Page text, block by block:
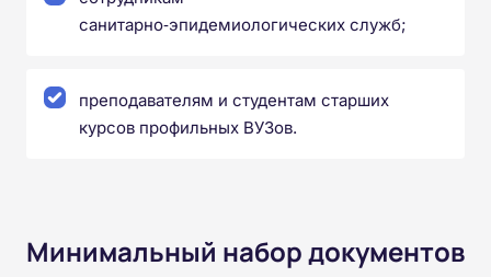
санитарно‑эпидемиологических служб;
преподавателям и студентам старших
курсов профильных ВУЗов.
Минимальный набор документов